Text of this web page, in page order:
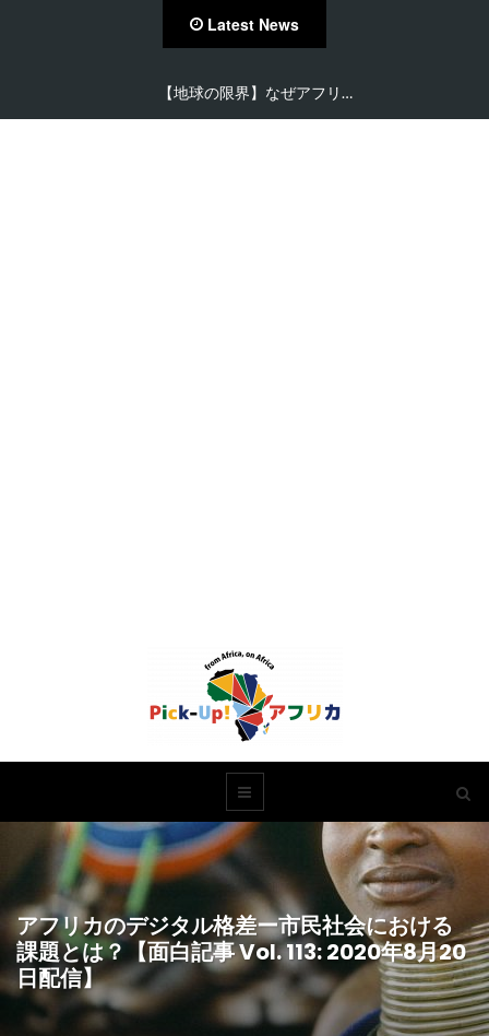
Latest News
【地球の限界】なぜアフリ…
アフリカのデジタル格差ー市民社会における
課題とは？【面白記事 Vol. 113: 2020年8月20
日配信】